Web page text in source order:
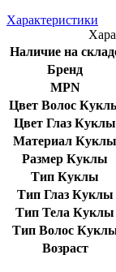
Характеристики
Наличие на
Бренд
MPN
Цвет Волос
Цвет Глаз Куклы
Материал Куклы
Размер Куклы
Тип Куклы
Тип Глаз Куклы
Тип Тела Куклы
Тип Волос
Возраст